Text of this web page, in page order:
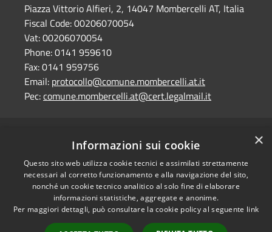
Piazza Vittorio Alfieri, 2, 14047 Mombercelli AT, Italia
Fiscal Code:00206070054
Vat:00206070054
Phone:0141 959610
Fax:0141 959756
Email: protocollo@comune.mombercelli.at.it
Pec:comune.mombercelli.at@cert.legalmail.it
Privacy
Cookie
Dati fiscali e codici
fatturazione
Comune convenzionato
Astigov
Progetto|Convenzione
Adesioni
Accesso redazione
×
Informazioni sui cookie
Questo sito web utilizza cookie tecnici e assimilati strettamente
necessari al corretto funzionamento e alla navigazione del sito,
nonché un cookie tecnico analitico al solo fine di elaborare
informazioni statistiche, aggregate e anonime.
Per maggiori dettagli, può consultare la cookie policy al seguente link